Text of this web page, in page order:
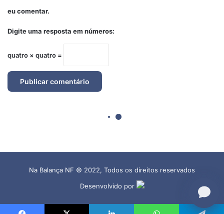
Na Balança NF © 2022, Todos os direitos reservados
Desenvolvido por